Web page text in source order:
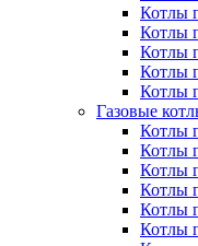
Котлы
Котлы
Котлы
Котлы
Котлы
Газовые
Котлы
Котлы
Котлы
Котлы
Котлы
Котлы